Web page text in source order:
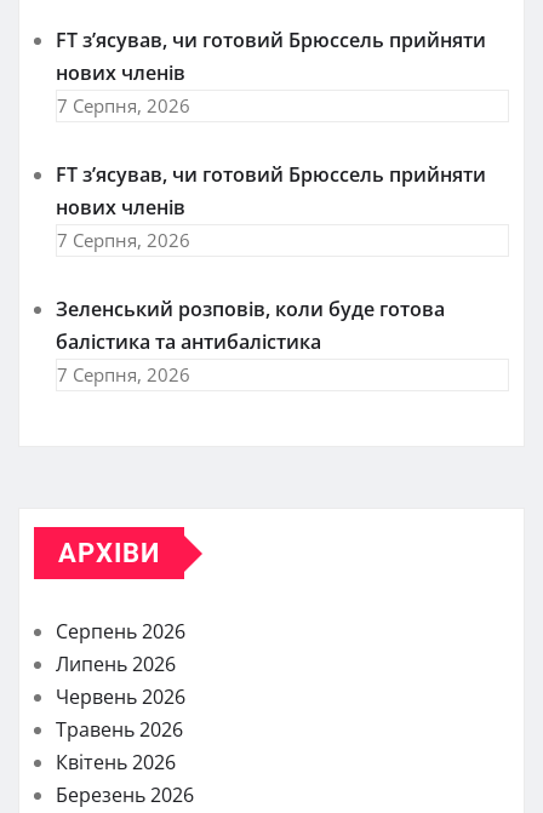
FT зʼясував, чи готовий Брюссель прийняти
нових членів
7 Серпня, 2026
FT зʼясував, чи готовий Брюссель прийняти
нових членів
7 Серпня, 2026
Зеленський розповів, коли буде готова
балістика та антибалістика
7 Серпня, 2026
АРХІВИ
Серпень 2026
Липень 2026
Червень 2026
Травень 2026
Квітень 2026
Березень 2026